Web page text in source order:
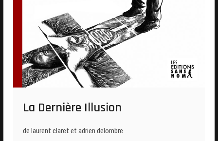
La Dernière Illusion
de laurent claret et adrien delombre